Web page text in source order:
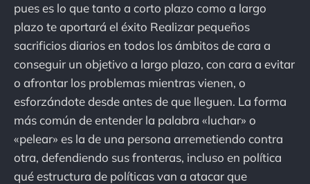
pues es lo que tanto a corto plazo como a largo
plazo te aportará el éxito Realizar pequeños
sacrificios diarios en todos los ámbitos de cara a
conseguir un objetivo a largo plazo, con cara a evitar
o afrontar los problemas mientras vienen, o
esforzándote desde antes de que lleguen. La forma
más común de entender la palabra «luchar» o
«pelear» es la de una persona arremetiendo contra
otra, defendiendo sus fronteras, incluso en política
qué estructura de políticas van a atacar que